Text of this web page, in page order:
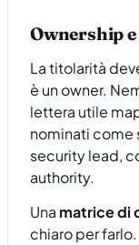
Ownership
La titolarità
è un owner.
lettera utile
nominati come
security lead,
authority.
Una matrice di
chiaro per farlo.